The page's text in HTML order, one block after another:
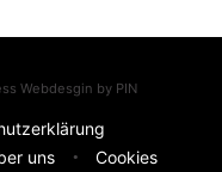
Webdesgin by PIN
uns
Cookies